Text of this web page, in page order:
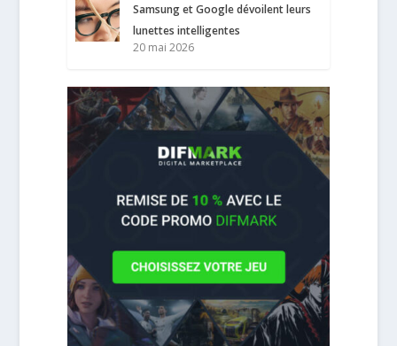
Samsung et Google dévoilent leurs
lunettes intelligentes
20 mai 2026